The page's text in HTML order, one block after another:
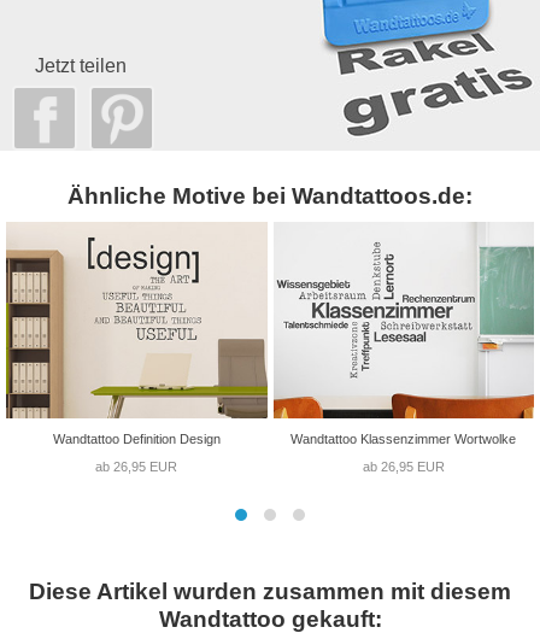
Jetzt teilen
Ähnliche Motive bei Wandtattoos.de:
Wandtattoo Definition Design
ab 26,95 EUR
Wandtattoo Klassenzimmer Wortwolke
ab 26,95 EUR
Diese Artikel wurden zusammen mit diesem
Wandtattoo gekauft: